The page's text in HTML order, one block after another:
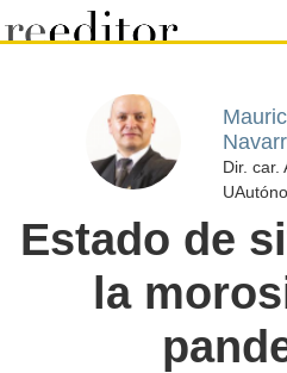
Dir. car.
Estado de
la